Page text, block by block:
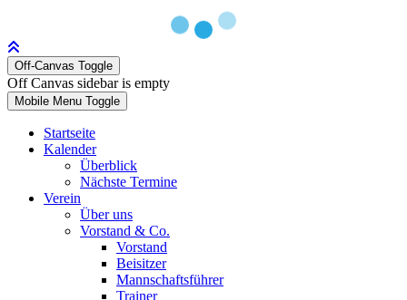
Off-Canvas Toggle
Off Canvas sidebar is empty
Mobile Menu Toggle
Startseite
Kalender
Überblick
Nächste Termine
Verein
Über uns
Vorstand & Co.
Vorstand
Beisitzer
Mannschaftsführer
Trainer